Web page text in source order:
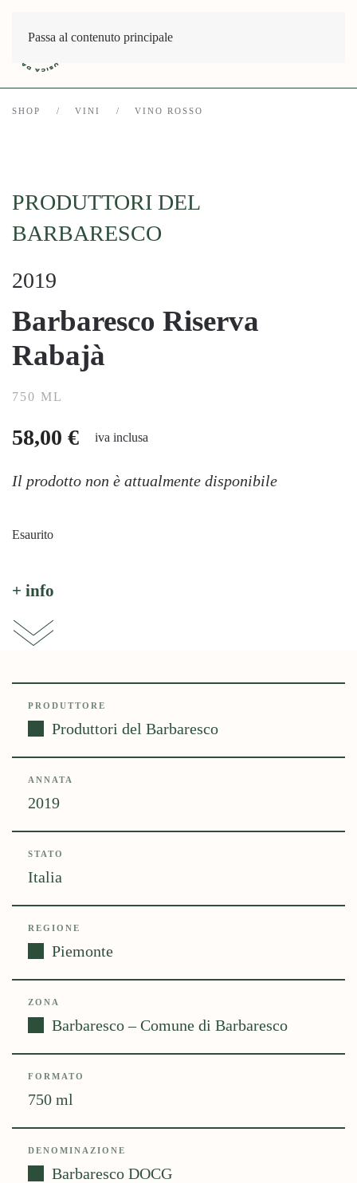
Passa al contenuto principale
SHOP VINI VINO ROSSO
PRODUTTORI DEL
BARBARESCO
2019
Barbaresco Riserva
Rabajà
750 ML
58,00 € iva inclusa
Il prodotto non è attualmente disponibile
Esaurito
+ info
PRODUTTORE
Produttori del Barbaresco
ANNATA
2019
STATO
Italia
REGIONE
Piemonte
ZONA
Barbaresco – Comune di Barbaresco
FORMATO
750 ml
DENOMINAZIONE
Barbaresco DOCG